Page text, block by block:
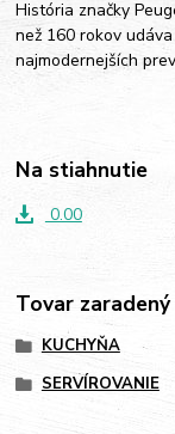
História značky
než 160 rokov
najmodernejších
Na stiahnutie
0.00
Tovar
KUCHYŇA
SERVÍROVANIE